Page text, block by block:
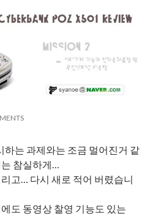
는 과제와는 조금 멀어진거 같
참실하게…
고… 다시 새로 적어 버렸습니
도 동영상 찰영 기능도 있는